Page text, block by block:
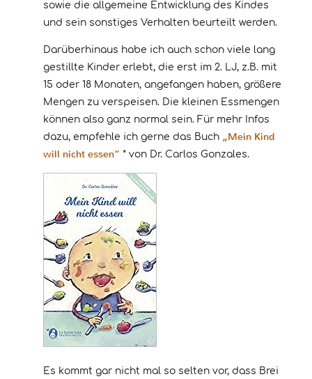
sowie die allgemeine Entwicklung des Kindes
und sein sonstiges Verhalten beurteilt werden.
Darüberhinaus habe ich auch schon viele lang
gestillte Kinder erlebt, die erst im 2. LJ, z.B. mit
15 oder 18 Monaten, angefangen haben, größere
Mengen zu verspeisen. Die kleinen Essmengen
können also ganz normal sein. Für mehr Infos
dazu, empfehle ich gerne das Buch „Mein Kind
will nicht essen“ * von Dr. Carlos Gonzales.
Es kommt gar nicht mal so selten vor, dass Brei